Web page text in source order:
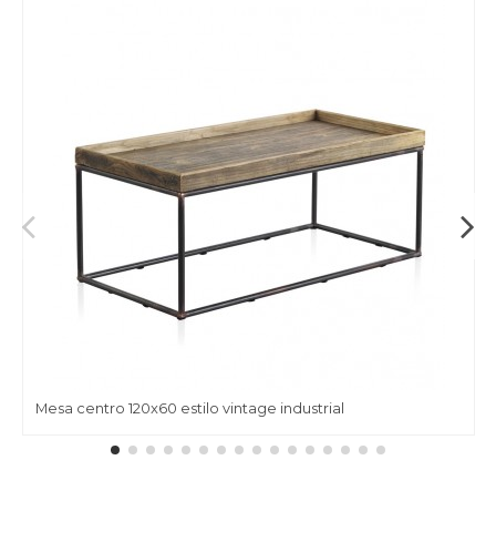
Mesa centro 120x60 estilo vintage industrial